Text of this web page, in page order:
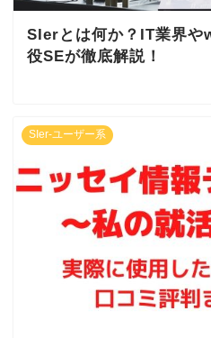
SIerとは何か？IT業界や
役SEが徹底解説！
SIer-ユーザー系